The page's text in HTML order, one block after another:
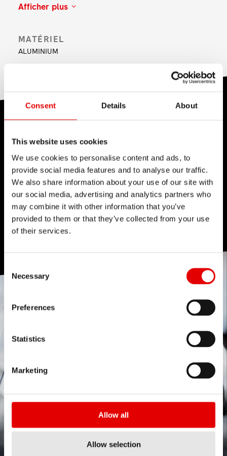
Consent Details About
This website uses cookies
We use cookies to personalise content and ads, to
provide social media features and to analyse our traffic.
We also share information about your use of our site with
our social media, advertising and analytics partners who
may combine it with other information that you’ve
provided to them or that they’ve collected from your use
of their services.
Necessary
Preferences
Statistics
Marketing
Allow all
Allow selection
vitesses plus élevées avec facilité. Son profil en
vitesse critique où la résistance aérodynamique
devient votre plus grand adversaire. Prenez le
augmentez vos performances avec la A 510.
Afficher plus
MATÉRIEL
ALUMINIUM
CARACTÉRISTIQUES DU
PRODUIT